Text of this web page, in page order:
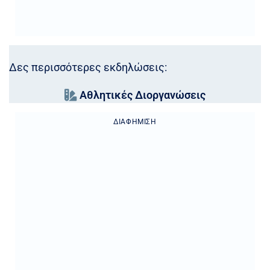
Δες περισσότερες εκδηλώσεις:
Αθλητικές Διοργανώσεις
ΔΙΑΦΉΜΙΣΗ